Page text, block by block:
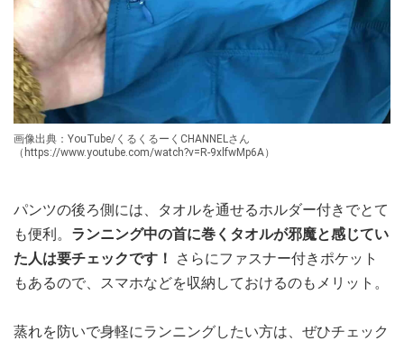
画像出典：YouTube/くるくるーくCHANNELさん
（https://www.youtube.com/watch?v=R-9xlfwMp6A）
パンツの後ろ側には、タオルを通せるホルダー付きでとて
も便利。 ランニング中の首に巻くタオルが邪魔と感じてい
た人は要チェックです！
さらにファスナー付きポケット
もあるので、スマホなどを収納しておけるのもメリット。
蒸れを防いで身軽にランニングしたい方は、ぜひチェック